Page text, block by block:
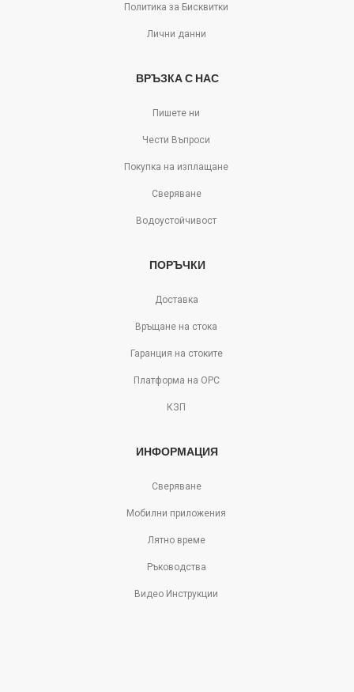
Политика за Бисквитки
Лични данни
ВРЪЗКА С НАС
Пишете ни
Чести Въпроси
Покупка на изплащане
Сверяване
Водоустойчивост
ПОРЪЧКИ
Доставка
Връщане на стока
Гаранция на стоките
Платформа на ОРС
КЗП
ИНФОРМАЦИЯ
Сверяване
Мобилни приложения
Лятно време
Ръководства
Видео Инструкции